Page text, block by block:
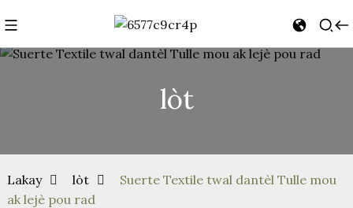
lòt
Lakay lòt
Suerte Textile twal dantèl Tulle mou
ak lejè pou rad